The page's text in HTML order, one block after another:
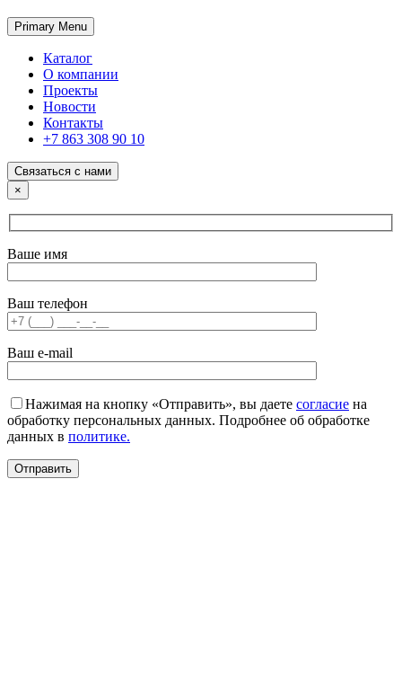
ГК «SABONE»
Оптовые поставки отделочных материалов и оборудования
Primary Menu
Каталог
О компании
Проекты
Новости
Контакты
+7 863 308 90 10
Связаться с нами
×
Ваше имя
Ваш телефон
Ваш e-mail
Нажимая на кнопку «Отправить», вы даете согласие на
обработку персональных данных. Подробнее об обработке
данных в политике.